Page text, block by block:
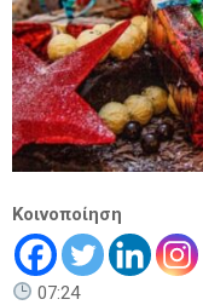
Κοινοποίηση
07:24